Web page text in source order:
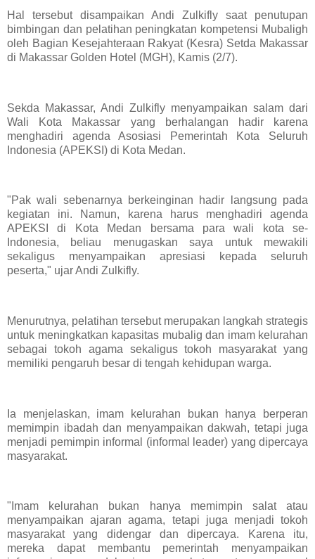
Hal tersebut disampaikan Andi Zulkifly saat penutupan
bimbingan dan pelatihan peningkatan kompetensi Mubaligh
oleh Bagian Kesejahteraan Rakyat (Kesra) Setda Makassar
di Makassar Golden Hotel (MGH), Kamis (2/7).
Sekda Makassar, Andi Zulkifly menyampaikan salam dari
Wali Kota Makassar yang berhalangan hadir karena
menghadiri agenda Asosiasi Pemerintah Kota Seluruh
Indonesia (APEKSI) di Kota Medan.
"Pak wali sebenarnya berkeinginan hadir langsung pada
kegiatan ini. Namun, karena harus menghadiri agenda
APEKSI di Kota Medan bersama para wali kota se-
Indonesia, beliau menugaskan saya untuk mewakili
sekaligus menyampaikan apresiasi kepada seluruh
peserta," ujar Andi Zulkifly.
Menurutnya, pelatihan tersebut merupakan langkah strategis
untuk meningkatkan kapasitas mubalig dan imam kelurahan
sebagai tokoh agama sekaligus tokoh masyarakat yang
memiliki pengaruh besar di tengah kehidupan warga.
Ia menjelaskan, imam kelurahan bukan hanya berperan
memimpin ibadah dan menyampaikan dakwah, tetapi juga
menjadi pemimpin informal (informal leader) yang dipercaya
masyarakat.
"Imam kelurahan bukan hanya memimpin salat atau
menyampaikan ajaran agama, tetapi juga menjadi tokoh
masyarakat yang didengar dan dipercaya. Karena itu,
mereka dapat membantu pemerintah menyampaikan